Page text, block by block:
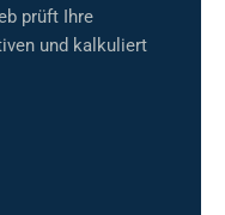
prüft Ihre
und kalkuliert